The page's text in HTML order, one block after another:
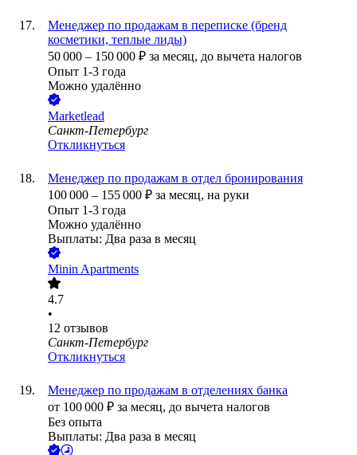
Менеджер по продажам в переписке (бренд
косметики, теплые лиды)
50 000 – 150 000 ₽ за месяц, до вычета налогов
Опыт 1-3 года
Можно удалённо
Marketlead
Санкт-Петербург
Откликнуться
Менеджер по продажам в отдел бронирования
100 000 – 155 000 ₽ за месяц, на руки
Опыт 1-3 года
Можно удалённо
Выплаты: Два раза в месяц
Minin Apartments
4.7
•
12 отзывов
Санкт-Петербург
Откликнуться
Менеджер по продажам в отделениях банка
от 100 000 ₽ за месяц, до вычета налогов
Без опыта
Выплаты: Два раза в месяц